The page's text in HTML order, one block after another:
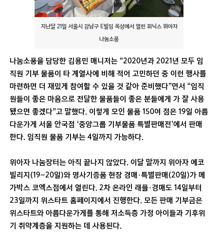
지난달 21일 서울시 강남구 E빌딩 옥상에서 열린 휘닉스 위아자
나눔소풍
나눔소풍을 담당한 김용민 매니저는 “2020년과 2021년 모두 임
직원 기부 물품이 타 계열사에 비해 적어 고민하던 중 이런 행사를
마련하면 더 재밌게 참여할 수 있을 것 같아 준비했다”면서 “임직
원들이 좋은 마음으로 전달한 물품들이 좋은 분들에게 가 잘 사용
됐으면 좋겠다”고 말했다. 이렇게 모인 물품 150여 점은 19일 아름
다운가게 서울 안국점 ‘중앙그룹 기부물품 특별판매전’에서 판매
한다. 임직원 물품 기부는 4일까지 가능하다.
위아자 나눔장터는 아직 끝나지 않았다. 이달 말까지 위아자 에코
빌리지(19~20일)와 명사기증품 현장 경매·특별판매(20일)가 메
가박스 코엑스점에서 열린다. 2차 온라인 래플·경매도 14일부터
23일까지 위스타트 홈페이지에서 진행한다. 모든 판매 기부금은
위스타트와 아름다운가게를 통해 저소득층 가정 아이들과 기후위
기 취약계층을 지원하는 데 사용된다.